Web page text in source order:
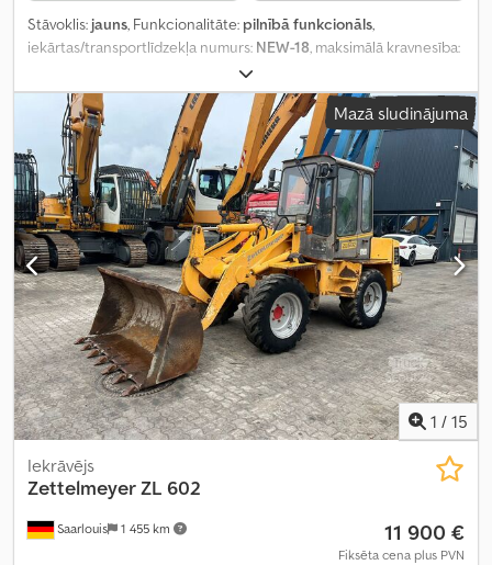
Stāvoklis: jauns, Funkcionalitāte: pilnībā funkcionāls,
iekārtas/transportlīdzekļa numurs: NEW-18, maksimālā kravnesība:
3 500 kg, asu konfigurācija:
krautuves garums:3 060 mm, iekraušanas vietas platums:1 840
, iekraušanas telpas augstums: 300 mm, maksimālais ātrums:
100 km/h, piekabes bremze: bremzēta piekabe, Ražošanas gads:
2026 ,
Mazā sludinājuma
1 / 15
Saarlouis 1 455 km
Iekrāvējs
ZettelmeyerZL 602
11 900 €
Fiksēta cena plus PVN